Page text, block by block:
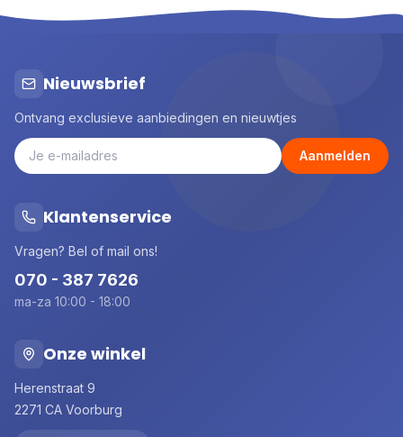
Nieuwsbrief
Ontvang exclusieve aanbiedingen en nieuwtjes
Aanmelden
Klantenservice
Vragen? Bel of mail ons!
070 - 387 7626
ma-za 10:00 - 18:00
Onze winkel
Herenstraat 9
2271 CA Voorburg